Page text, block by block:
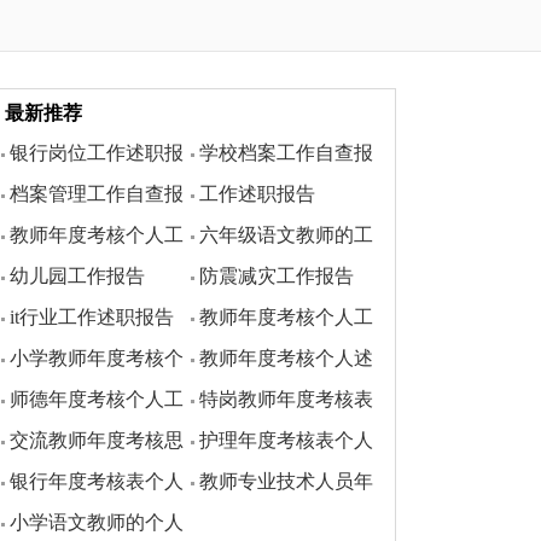
最新推荐
银行岗位工作述职报
告
学校档案工作自查报
告
档案管理工作自查报
告
工作述职报告
教师年度考核个人工
作总结
六年级语文教师的工
作述职报告
幼儿园工作报告
防震减灾工作报告
it行业工作述职报告
教师年度考核个人工
作总结
小学教师年度考核个
人述职报告
教师年度考核个人述
职报告精选5篇
师德年度考核个人工
作总结
特岗教师年度考核表
个人总结
交流教师年度考核思
想工作总结4篇
护理年度考核表个人
总结范文
银行年度考核表个人
总结范文
教师专业技术人员年
小学语文教师的个人